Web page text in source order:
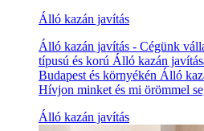
Álló kazán javítás
Álló kazán javítás - Cégünk
típusú és korú Álló kazán
Budapest és környékén Álló
Hívjon minket és mi örömmel
Álló kazán javítás